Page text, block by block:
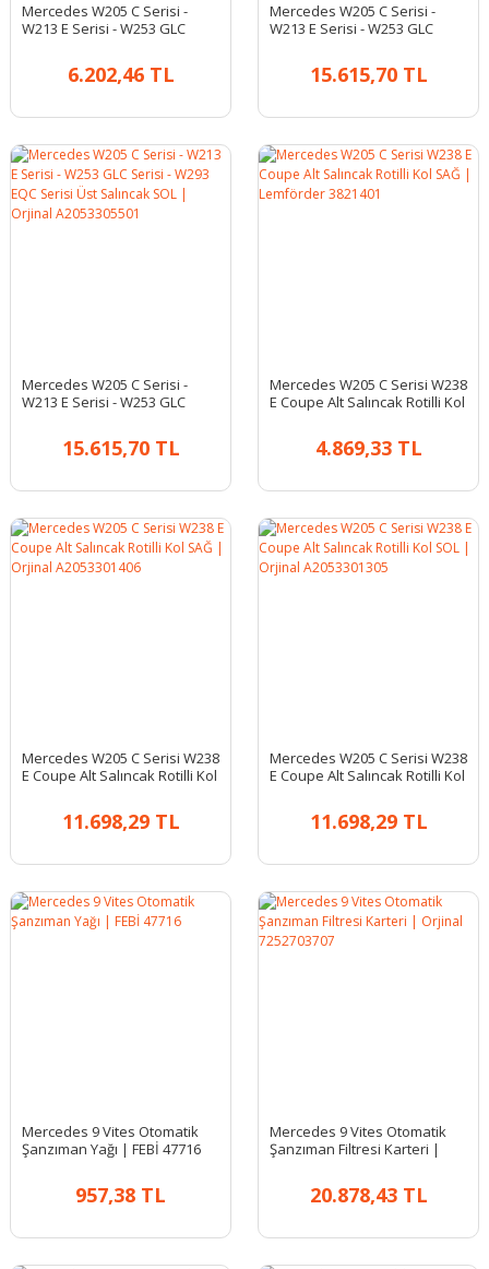
Mercedes W205 C Serisi -
W213 E Serisi - W253 GLC
Salıncak SOL | Lemförder
39368016.202,46 TL
Mercedes W205 C Serisi -
W213 E Serisi - W253 GLC
Salıncak SAĞ | Orjinal
A2053305601
15.615,70 TL
Mercedes W205 C Serisi -
W213 E Serisi - W253 GLC
Salıncak SOL | Orjinal
A2053305501
15.615,70 TL
Mercedes W205 C Serisi W238
E Coupe Alt Salıncak Rotilli Kol
4.869,33 TL
Mercedes W205 C Serisi W238
E Coupe Alt Salıncak Rotilli Kol
11.698,29 TL
Mercedes W205 C Serisi W238
E Coupe Alt Salıncak Rotilli Kol
11.698,29 TL
Mercedes 9 Vites Otomatik
Şanzıman Yağı | FEBİ 47716
957,38 TL
Mercedes 9 Vites Otomatik
Şanzıman Filtresi Karteri |
20.878,43 TL